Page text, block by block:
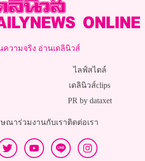
ความจริง อ่านเดลินิวส์
ไลฟ์สไตล์
เดลินิวส์clips
PR by dataxet
ษณาร่วมงานกับเราติดต่อเรา